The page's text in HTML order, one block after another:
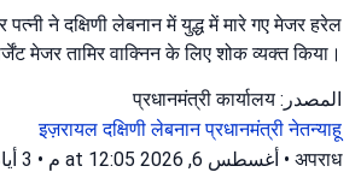
पत्नी ने दक्षिणी लेबनान में युद्ध में मारे गए मेजर हरेल
मेजर तामिर वाक्निन के लिए शोक व्यक्त किया।
المصدر: प्रधानमंत्री कार्यालय
इज़रायलदक्षिणी लेबनानप्रधानमंत्री नेतन्याहू
अपराध
• أغسطس 6, 2026 at 12:05 م • 3 أيام مضى